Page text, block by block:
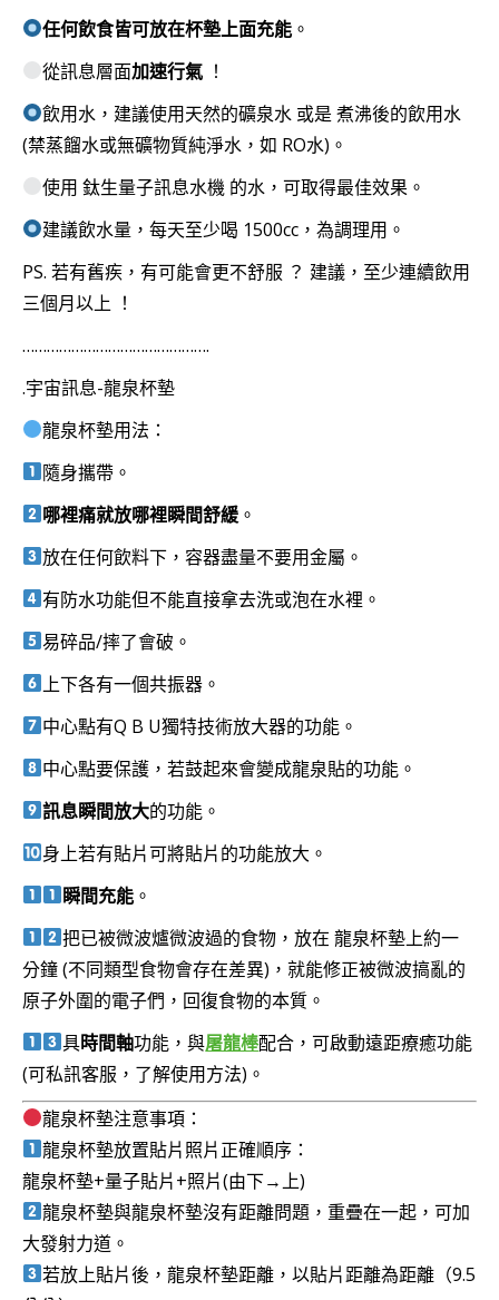
任何飲食皆可放在杯墊上面充能 。
從訊息層面加速行氣 ！
飲用水，建議使用天然的礦泉水 或是 煮沸後的飲用水
(禁蒸餾水或無礦物質純淨水，如 RO水)。
使用 鈦生量子訊息水機 的水，可取得最佳效果。
建議飲水量，每天至少喝 1500cc，為調理用。
PS. 若有舊疾，有可能會更不舒服 ？ 建議，至少連續飲用
三個月以上 ！
……………………………………….
.宇宙訊息-龍泉杯墊
龍泉杯墊用法：
隨身攜帶。
哪裡痛就放哪裡瞬間舒緩 。
放在任何飲料下，容器盡量不要用金屬。
有防水功能但不能直接拿去洗或泡在水裡。
易碎品/摔了會破。
上下各有一個共振器。
中心點有Q B U獨特技術放大器的功能。
中心點要保護，若鼓起來會變成龍泉貼的功能。
訊息瞬間放大的功能。
身上若有貼片可將貼片的功能放大。
瞬間充能 。
把已被微波爐微波過的食物，放在 龍泉杯墊上約一
分鐘 (不同類型食物會存在差異)，就能修正被微波搞亂的
原子外圍的電子們，回復食物的本質。
具時間軸功能，與屠龍棒配合，可啟動遠距療癒功能
(可私訊客服，了解使用方法)。
龍泉杯墊注意事項：
龍泉杯墊放置貼片照片正確順序：
龍泉杯墊+量子貼片+照片(由下→上)
龍泉杯墊與龍泉杯墊沒有距離問題，重疊在一起，可加
大發射力道。
若放上貼片後，龍泉杯墊距離，以貼片距離為距離（9.5